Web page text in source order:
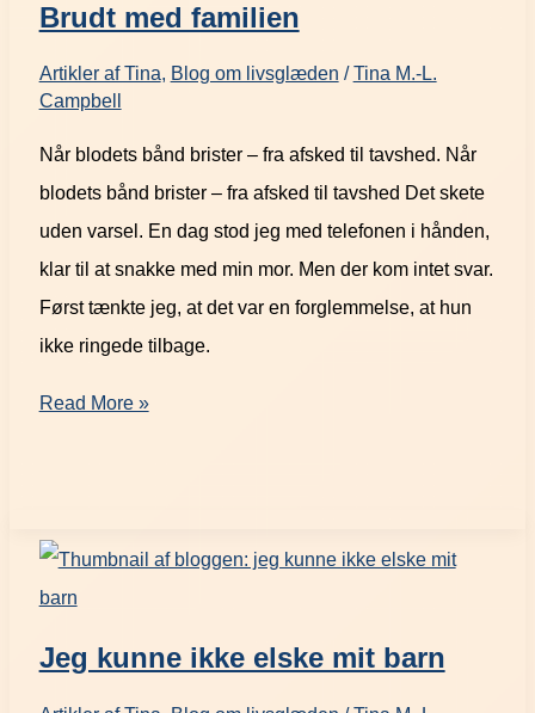
Brudt med familien
Artikler af Tina, Blog om livsglæden /Tina M.-L.
Campbell
Når blodets bånd brister – fra afsked til tavshed. Når
blodets bånd brister – fra afsked til tavshed Det skete
uden varsel. En dag stod jeg med telefonen i hånden,
klar til at snakke med min mor. Men der kom intet svar.
Først tænkte jeg, at det var en forglemmelse, at hun
ikke ringede tilbage.
Read More »
Jeg kunne ikke elske mit barn